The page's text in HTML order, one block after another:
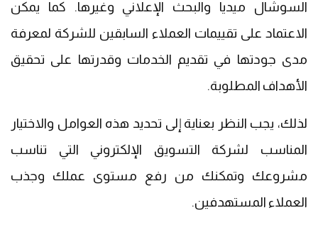
السوشال ميديا والبحث الإعلاني وغيرها. كما يمكن
الاعتماد على تقييمات العملاء السابقين للشركة لمعرفة
مدى جودتها في تقديم الخدمات وقدرتها على تحقيق
الأهداف المطلوبة.
لذلك، يجب النظر بعناية إلى تحديد هذه العوامل والاختيار
المناسب لشركة التسويق الإلكتروني التي تناسب
مشروعك وتمكنك من رفع مستوى عملك وجذب
العملاء المستهدفين.